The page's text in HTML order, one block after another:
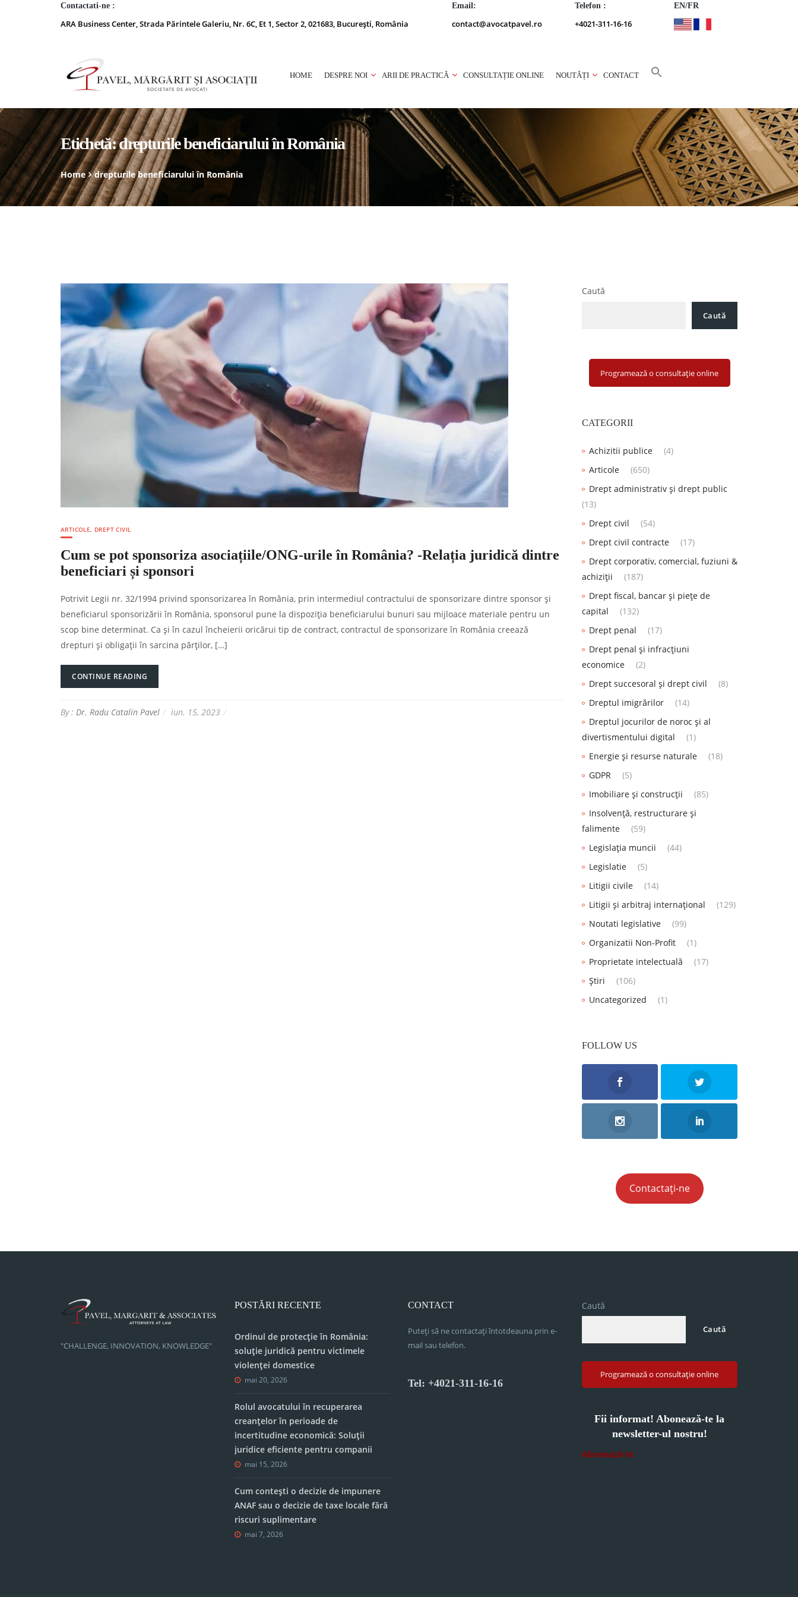
Contactati-ne :
ARA Business Center, Strada Părintele Galeriu, Nr. 6C, Et 1, Sector 2, 021683, București, România
Email:
contact@avocatpavel.ro
Telefon :
+4021-311-16-16
EN/FR
HOME DESPRE NOI ARII DE PRACTICĂ CONSULTAȚIE ONLINE NOUTĂȚI CONTACT
Etichetă:drepturile beneficiarului în România
Home drepturile beneficiarului în România
ARTICOLE, DREPT CIVIL
Cum se pot sponsoriza asociațiile/ONG-urile în România? -Relația juridică dintre
beneficiari și sponsori
Potrivit Legii nr. 32/1994 privind sponsorizarea în România, prin intermediul contractului de sponsorizare dintre sponsor și
beneficiarul sponsorizării în România, sponsorul pune la dispoziția beneficiarului bunuri sau mijloace materiale pentru un
scop bine determinat. Ca și în cazul încheierii oricărui tip de contract, contractul de sponsorizare în România creează
drepturi și obligații în sarcina părților, […]
CONTINUE READING
By : Dr. Radu Catalin Pavel iun. 15, 2023
Caută
Caută
Programează o consultație online
CATEGORII
Achizitii publice
(4)
Articole
(650)
Drept administrativ și drept public
(13)
Drept civil
(54)
Drept civil contracte
(17)
Drept corporativ, comercial, fuziuni &
achiziții
(187)
Drept fiscal, bancar și piețe de
capital
(132)
Drept penal
(17)
Drept penal și infracțiuni
economice
(2)
Drept succesoral și drept civil
(8)
Dreptul imigrărilor
(14)
Dreptul jocurilor de noroc și al
divertismentului digital
(1)
Energie și resurse naturale
(18)
GDPR
(5)
Imobiliare și construcții
(85)
Insolvență, restructurare și
falimente
(59)
Legislația muncii
(44)
Legislatie
(5)
Litigii civile
(14)
Litigii și arbitraj internațional
(129)
Noutati legislative
(99)
Organizatii Non-Profit
(1)
Proprietate intelectuală
(17)
Știri
(106)
Uncategorized
(1)
FOLLOW US
Contactați-ne
"CHALLENGE, INNOVATION, KNOWLEDGE"
POSTĂRI RECENTE
Ordinul de protecție în România:
soluție juridică pentru victimele
violenței domestice
mai 20, 2026
Rolul avocatului în recuperarea
creanțelor în perioade de
incertitudine economică: Soluții
juridice eficiente pentru companii
mai 15, 2026
Cum contești o decizie de impunere
ANAF sau o decizie de taxe locale fără
riscuri suplimentare
mai 7, 2026
CONTACT
Puteți să ne contactați întotdeauna prin e-
mail sau telefon.
Tel: +4021-311-16-16
Caută
Caută
Programează o consultație online
Fii informat! Abonează-te la
newsletter-ul nostru!
Abonează-te